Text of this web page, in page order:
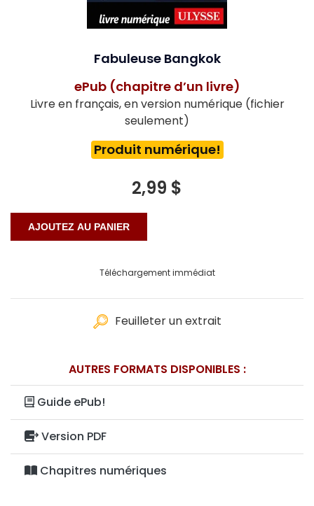
Fabuleuse Bangkok
ePub (chapitre d’un livre)
Livre en français, en version numérique (fichier
seulement)
Produit numérique!
2,99 $
Téléchargement immédiat
Feuilleter un extrait
AUTRES FORMATS DISPONIBLES :
Guide ePub!
Version PDF
Chapitres numériques